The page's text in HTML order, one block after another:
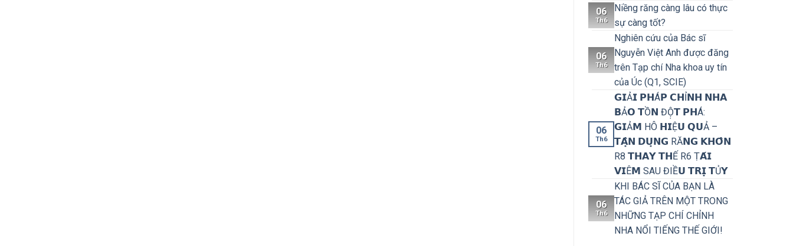
06
Th6
Niềng răng càng lâu có thực
sự càng tốt?
06
Th6
Nghiên cứu của Bác sĩ
Nguyễn Việt Anh được đăng
trên Tạp chí Nha khoa uy tín
của Úc (Q1, SCIE)
06
Th6
𝗚𝗜Ả𝗜 𝗣𝗛Á𝗣 𝗖𝗛Ỉ𝗡𝗛 𝗡𝗛𝗔
𝗕Ả𝗢 𝗧Ồ𝗡 ĐỘ̣𝗧 𝗣𝗛Á:
𝗚𝗜Ả𝗠 HÔ 𝗛𝗜Ệ𝗨 𝗤𝗨Ả –
𝗧𝗔̣̂𝗡 𝗗𝗨̣𝗡𝗚 RĂ𝗡𝗚 𝗞𝗛𝗢̂𝗡
R8 𝗧𝗛𝗔𝗬 𝗧𝗛Ế R6 Ṭ𝗔́𝗜
𝗩𝗜Ê𝗠 SAU ĐIỀ𝗨 𝗧𝗥𝗜̣ 𝗧Ủ𝗬
06
Th6
KHI BÁC SĨ CỦA BẠN LÀ
TÁC GIẢ TRÊN MỘT TRONG
NHỮNG TẠP CHÍ CHỈNH
NHA NỔI TIẾNG THẾ GIỚI!